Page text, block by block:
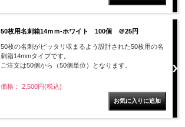
50枚用名刺箱14ｍｍ-ホワイト 100個 ＠25円
50枚の名刺がピッタリ収まるよう設計された50枚用の名
刺箱14mmタイプです。
ご注文は50個から（50個単位）となります。
価格： 2,500円(税込)